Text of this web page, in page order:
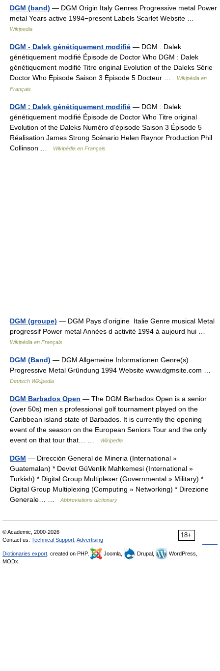
DGM (band) — DGM Origin Italy Genres Progressive metal Power
metal Years active 1994−present Labels Scarlet Website …
Wikipedia
DGM - Dalek génétiquement modifié — DGM : Dalek
génétiquement modifié Épisode de Doctor Who DGM : Dalek
génétiquement modifié Titre original Evolution of the Daleks Série
Doctor Who Épisode Saison 3 Épisode 5 Docteur …
Wikipédia en
Français
DGM : Dalek génétiquement modifié — DGM : Dalek
génétiquement modifié Épisode de Doctor Who Titre original
Evolution of the Daleks Numéro d’épisode Saison 3 Épisode 5
Réalisation James Strong Scénario Helen Raynor Production Phil
Collinson …
Wikipédia en Français
DGM (groupe) — DGM Pays d’origine Italie Genre musical Metal
progressif Power metal Années d activité 1994 à aujourd hui …
Wikipédia en Français
DGM (Band) — DGM Allgemeine Informationen Genre(s)
Progressive Metal Gründung 1994 Website www.dgmsite.com …
Deutsch Wikipedia
DGM Barbados Open — The DGM Barbados Open is a senior
(over 50s) men s professional golf tournament played on the
Caribbean island state of Barbados. It is currently the opening
event of the season on the European Seniors Tour and the only
event on that tour that… …
Wikipedia
DGM — Dirección General de Mineria (International »
Guatemalan) * Devlet GüVenlik Mahkemesi (International »
Turkish) * Digital Group Multiplexer (Governmental » Military) *
Digital Group Multiplexing (Computing » Networking) * Direzione
Generale… …
Abbreviations dictionary
18+
© Academic, 2000-2026
Contact us: Technical Support Advertising
Dictionaries export , created on PHP, Joomla, Drupal,
WordPress,
MODx.